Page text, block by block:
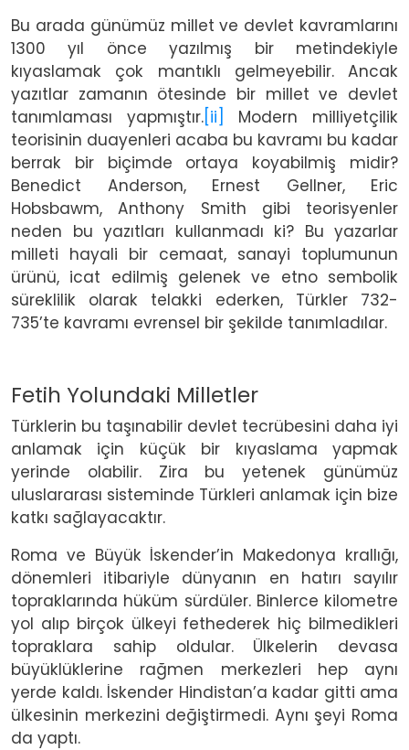
Bu arada günümüz millet ve devlet kavramlarını
1300 yıl önce yazılmış bir metindekiyle
kıyaslamak çok mantıklı gelmeyebilir. Ancak
yazıtlar zamanın ötesinde bir millet ve devlet
tanımlaması yapmıştır.[ii]
Modern milliyetçilik
teorisinin duayenleri acaba bu kavramı bu kadar
berrak bir biçimde ortaya koyabilmiş midir?
Benedict Anderson, Ernest Gellner, Eric
Hobsbawm, Anthony Smith gibi teorisyenler
neden bu yazıtları kullanmadı ki? Bu yazarlar
milleti hayali bir cemaat, sanayi toplumunun
ürünü, icat edilmiş gelenek ve etno sembolik
süreklilik olarak telakki ederken, Türkler 732-
735’te kavramı evrensel bir şekilde tanımladılar.
Fetih Yolundaki Milletler
Türklerin bu taşınabilir devlet tecrübesini daha iyi
anlamak için küçük bir kıyaslama yapmak
yerinde olabilir. Zira bu yetenek günümüz
uluslararası sisteminde Türkleri anlamak için bize
katkı sağlayacaktır.
Roma ve Büyük İskender’in Makedonya krallığı,
dönemleri itibariyle dünyanın en hatırı sayılır
topraklarında hüküm sürdüler. Binlerce kilometre
yol alıp birçok ülkeyi fethederek hiç bilmedikleri
topraklara sahip oldular. Ülkelerin devasa
büyüklüklerine rağmen merkezleri hep aynı
yerde kaldı. İskender Hindistan’a kadar gitti ama
ülkesinin merkezini değiştirmedi. Aynı şeyi Roma
da yaptı.